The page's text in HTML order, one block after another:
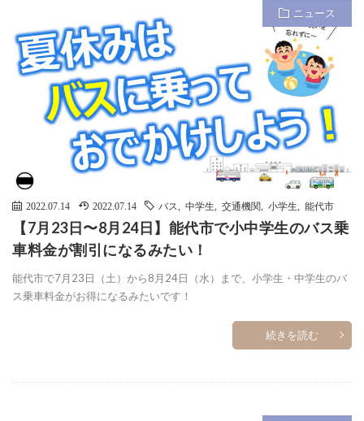
ニュース
2022.07.14 2022.07.14 バス 中学生 交通機関 小学生 能代市
【7月23日〜8月24日】能代市で小中学生のバス乗
車料金が割引になるみたい！
能代市で7月23日（土）から8月24日（水）まで、小学生・中学生のバ
ス乗車料金がお得になるみたいです！
続きを読む